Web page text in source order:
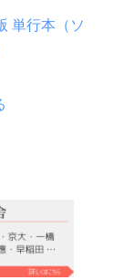
単行本（ソ